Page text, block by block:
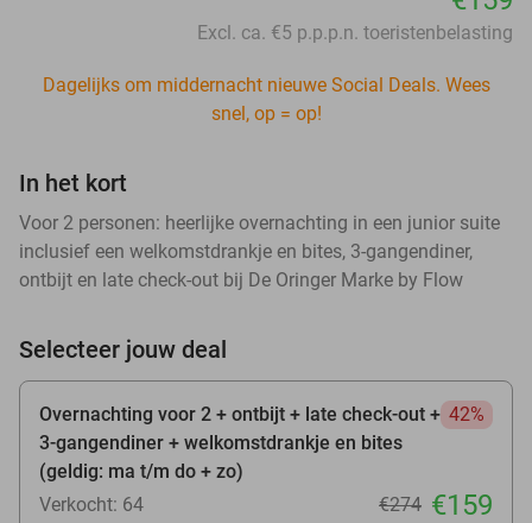
Excl. ca. €5 p.p.p.n. toeristenbelasting
Dagelijks om middernacht nieuwe Social Deals. Wees
snel, op = op!
In het kort
Voor 2 personen: heerlijke overnachting in een junior suite
inclusief een welkomstdrankje en bites, 3-gangendiner,
ontbijt en late check-out bij De Oringer Marke by Flow
Selecteer jouw deal
Overnachting voor 2 + ontbijt + late check-out +
3-gangendiner + welkomstdrankje en bites
(geldig: ma t/m do + zo)
42%
Verkocht: 64 €274 €159